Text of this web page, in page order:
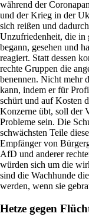
während der
und der Krieg in der
sich reißen und
Unzufriedenheit, die in
begann, gesehen und
reagiert. Statt dessen
rechte Gruppen die
benennen. Nicht mehr
kann, indem er für
schürt und auf Kosten
Konzerne übt, soll der
Probleme sein. Die
schwächsten Teile
Empfänger von
AfD und anderer
würden sich um die
sind die Wachhunde
werden, wenn sie
Hetze gegen